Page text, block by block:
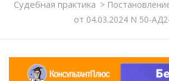
Судебная практика >
от 04.03.2024 N 50-